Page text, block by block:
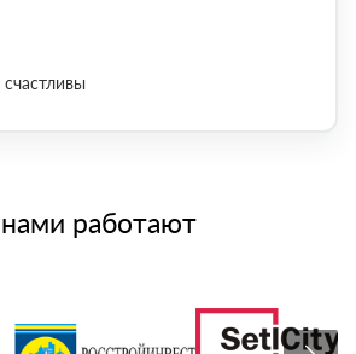
работают